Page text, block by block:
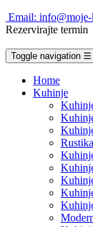
Email:
Rezervirajte termin
Toggle navigation ☰
Home
Kuhinje